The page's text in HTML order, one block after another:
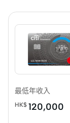
最低年收入
HK$ 120,000